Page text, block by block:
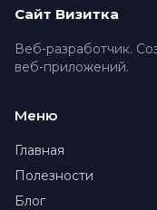
Сайт Визитка
Веб-разработчик.
веб-приложений.
Меню
Главная
Полезности
Блог